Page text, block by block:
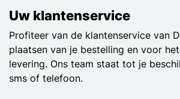
Uw klantenservice
Profiteer van de klantenservice van
plaatsen van je bestelling en voor
levering. Ons team staat tot je
sms of telefoon.